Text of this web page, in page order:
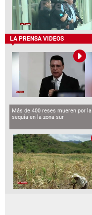
LA PRENSA VIDEOS
Más de 400 reses mueren por la
sequía en la zona sur